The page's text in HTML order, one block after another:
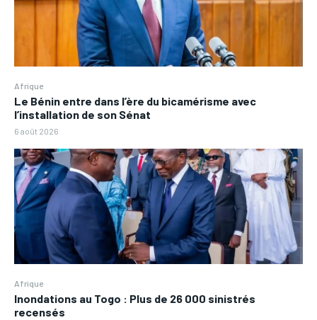
Afrique
Le Bénin entre dans l’ère du bicamérisme avec
l’installation de son Sénat
6 août 2026
Afrique
Inondations au Togo : Plus de 26 000 sinistrés
recensés